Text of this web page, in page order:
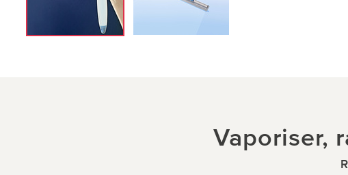
Vaporiser,